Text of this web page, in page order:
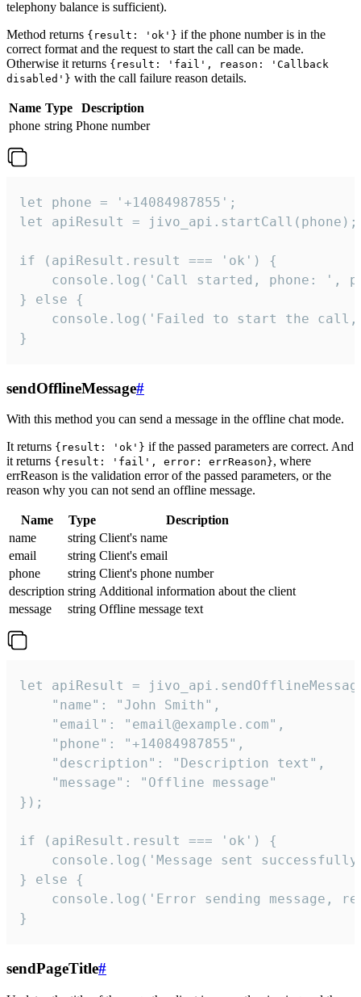
telephony balance is sufficient).
Method returns {result: 'ok'} if the phone number is in the
correct format and the request to start the call can be made.
Otherwise it returns {result: 'fail', reason: 'Callback
disabled'} with the call failure reason details.
Name Type
Description
phone string Phone number
let phone = '+14084987855';
let apiResult = jivo_api.startCall(phone);
if (apiResult.result === 'ok') {
console.log('Call started, phone: ',
} else {
console.log('Failed to start the
}
sendOfflineMessage#
With this method you can send a message in the offline chat mode.
It returns {result: 'ok'} if the passed parameters are correct. And
it returns {result: 'fail', error: errReason}, where
errReason is the validation error of the passed parameters, or the
reason why you can not send an offline message.
Name Type
Description
name
string Client's name
email
string Client's email
phone
string Client's phone number
description string Additional information about the client
message
string Offline message text
let apiResult =
    "name": "John Smith",
    "email": "email@example.com",
    "phone": "+14084987855",
    "description": "Description text",
    "message": "Offline message"
});
if (apiResult.result === 'ok') {
console.log('Message sent
} else {
console.log('Error sending message,
}
sendPageTitle#